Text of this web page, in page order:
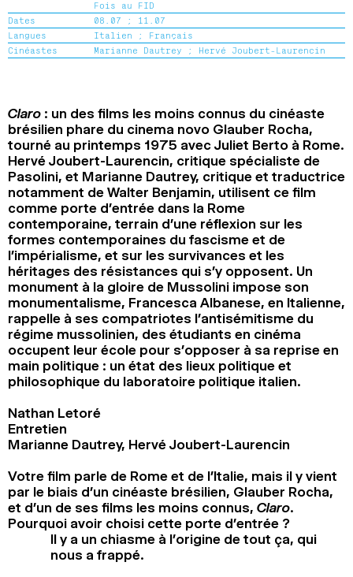
2024
2022
2020
2018
RECHERCHE
Fois au FID
Dates
08.07 ; 11.07
Langues
Italien ; Français
Cinéastes
Marianne Dautrey ; Hervé Joubert-Laurencin
Claro : un des films les moins connus du cinéaste
brésilien phare du cinema novo Glauber Rocha,
tourné au printemps 1975 avec Juliet Berto à Rome.
Hervé Joubert-Laurencin, critique spécialiste de
Pasolini, et Marianne Dautrey, critique et traductrice
notamment de Walter Benjamin, utilisent ce film
comme porte d’entrée dans la Rome
contemporaine, terrain d’une réflexion sur les
formes contemporaines du fascisme et de
l’impérialisme, et sur les survivances et les
héritages des résistances qui s’y opposent. Un
monument à la gloire de Mussolini impose son
monumentalisme, Francesca Albanese, en Italienne,
rappelle à ses compatriotes l’antisémitisme du
régime mussolinien, des étudiants en cinéma
occupent leur école pour s’opposer à sa reprise en
main politique : un état des lieux politique et
philosophique du laboratoire politique italien.
Nathan Letoré
Entretien
Marianne Dautrey, Hervé Joubert-Laurencin
Votre film parle de Rome et de l’Italie, mais il y vient
par le biais d’un cinéaste brésilien, Glauber Rocha,
et d’un de ses films les moins connus, Claro.
Pourquoi avoir choisi cette porte d’entrée ?
Il y a un chiasme à l’origine de tout ça, qui
nous a frappé.